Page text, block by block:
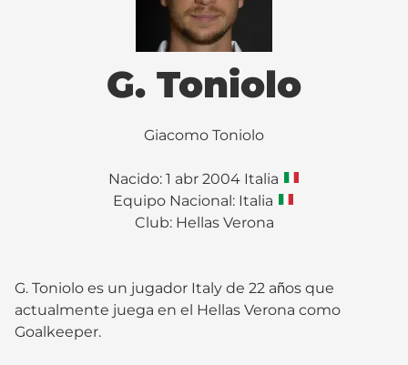
G. Toniolo
Giacomo Toniolo
Nacido: 1 abr 2004 Italia
Equipo Nacional: Italia
Club: Hellas Verona
G. Toniolo es un jugador Italy de 22 años que
actualmente juega en el Hellas Verona como
Goalkeeper.